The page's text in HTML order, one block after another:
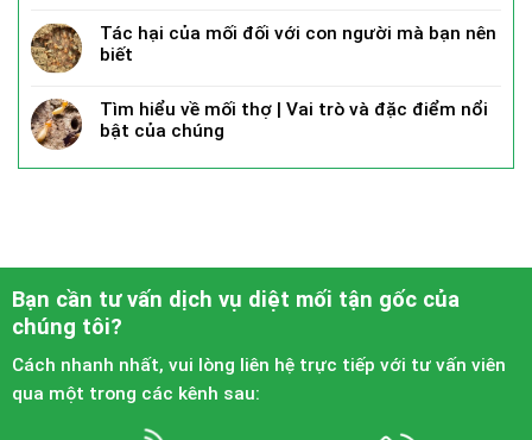
Tác hại của mối đối với con người mà bạn nên
biết
Tìm hiểu về mối thợ | Vai trò và đặc điểm nổi
bật của chúng
Bạn cần tư vấn dịch vụ diệt mối tận gốc của
chúng tôi?
Cách nhanh nhất, vui lòng liên hệ trực tiếp với tư vấn viên
qua một trong các kênh sau: